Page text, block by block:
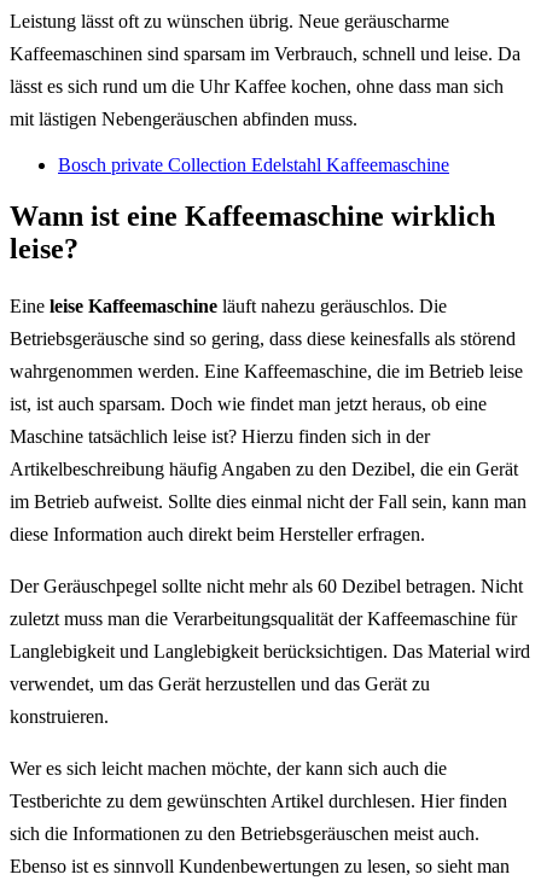
Leistung lässt oft zu wünschen übrig. Neue geräuscharme
Kaffeemaschinen sind sparsam im Verbrauch, schnell und leise. Da
lässt es sich rund um die Uhr Kaffee kochen, ohne dass man sich
mit lästigen Nebengeräuschen abfinden muss.
Bosch private Collection Edelstahl Kaffeemaschine
Wann ist eine Kaffeemaschine wirklich
leise?
Eine leise Kaffeemaschine läuft nahezu geräuschlos. Die
Betriebsgeräusche sind so gering, dass diese keinesfalls als störend
wahrgenommen werden. Eine Kaffeemaschine, die im Betrieb leise
ist, ist auch sparsam. Doch wie findet man jetzt heraus, ob eine
Maschine tatsächlich leise ist? Hierzu finden sich in der
Artikelbeschreibung häufig Angaben zu den Dezibel, die ein Gerät
im Betrieb aufweist. Sollte dies einmal nicht der Fall sein, kann man
diese Information auch direkt beim Hersteller erfragen.
Der Geräuschpegel sollte nicht mehr als 60 Dezibel betragen. Nicht
zuletzt muss man die Verarbeitungsqualität der Kaffeemaschine für
Langlebigkeit und Langlebigkeit berücksichtigen. Das Material wird
verwendet, um das Gerät herzustellen und das Gerät zu
konstruieren.
Wer es sich leicht machen möchte, der kann sich auch die
Testberichte zu dem gewünschten Artikel durchlesen. Hier finden
sich die Informationen zu den Betriebsgeräuschen meist auch.
Ebenso ist es sinnvoll Kundenbewertungen zu lesen, so sieht man